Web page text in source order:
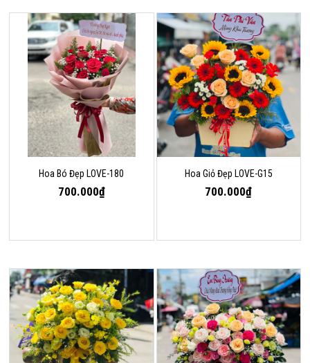
Hoa Bó Đẹp LOVE-180
700.000₫
Hoa Giỏ Đẹp LOVE-G15
700.000₫